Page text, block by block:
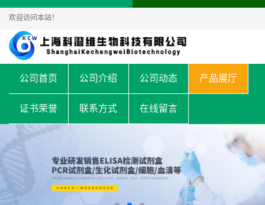
欢迎访问本站！
公司首页 公司介绍 公司动态 产品展厅
证书荣誉 联系方式 在线留言